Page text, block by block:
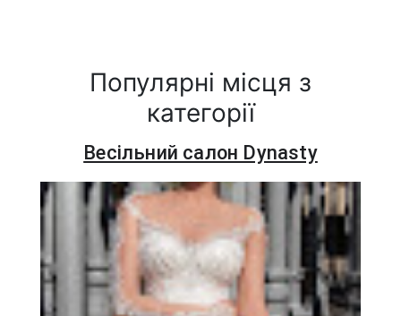
Популярні місця з
категорії
Весільний салон Dynasty